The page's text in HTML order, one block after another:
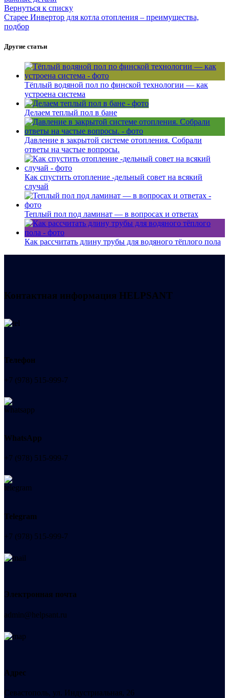
Вернуться к списку
Старее Инвертор для котла отопления – преимущества,
подбор
Другие статьи
Тёплый водяной пол по финской технологии — как
устроена система
Делаем теплый пол в бане
Давление в закрытой системе отопления. Собрали
ответы на частые вопросы.
Как спустить отопление -дельный совет на всякий
случай
Теплый пол под ламинат — в вопросах и ответах
Как рассчитать длину трубы для водяного тёплого пола
Контактная информация HELPSANT
Телефон
+7 (978) 515-999-7
WhatsApp
+7 (978) 515-999-7
Telegram
+7 (978) 515-999-7
Электронная почта
admin@helpsant.ru
Адрес
Севастополь, ул. Индустриальная, 26